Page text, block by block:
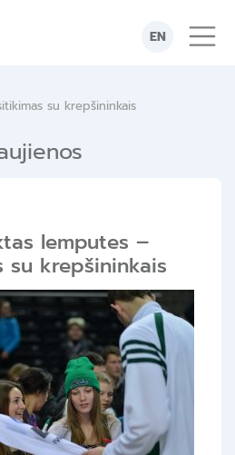
EN
su krepšininkais
lemputes –
su krepšininkais